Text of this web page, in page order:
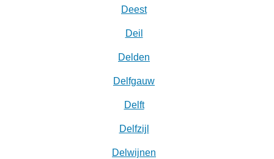
Deest
Deil
Delden
Delfgauw
Delft
Delfzijl
Delwijnen